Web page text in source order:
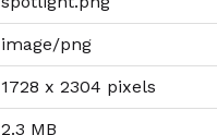
image/png
1728 x 2304 pixels
2.3 MB